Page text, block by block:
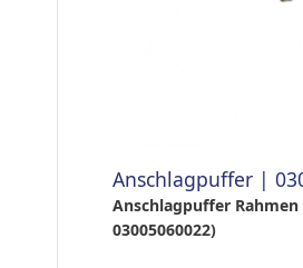
Anschlagpuffer |
Anschlagpuffer Rahmen
03005060022)